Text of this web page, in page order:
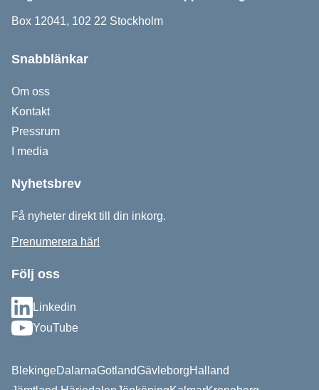
Box 12041, 102 22 Stockholm
Snabblänkar
Om oss
Kontakt
Pressrum
I media
Nyhetsbrev
Få nyheter direkt till din inkorg.
Prenumerera här!
Följ oss
Linkedin
YouTube
BlekingeDalarnaGotlandGävleborgHalland